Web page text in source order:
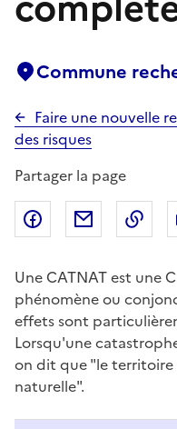
Commune
Faire une nouvelle
des risques
Partager la page
Partager surPartager
Une CATNAT est une
phénomène ou
effets sont
Lorsqu'une
on dit que "le
naturelle".